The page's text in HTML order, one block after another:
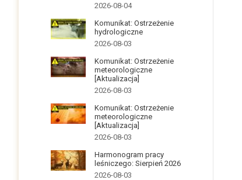
2026-08-04
Komunikat: Ostrzeżenie
hydrologiczne
2026-08-03
Komunikat: Ostrzeżenie
meteorologiczne
[Aktualizacja]
2026-08-03
Komunikat: Ostrzeżenie
meteorologiczne
[Aktualizacja]
2026-08-03
Harmonogram pracy
leśniczego: Sierpień 2026
2026-08-03